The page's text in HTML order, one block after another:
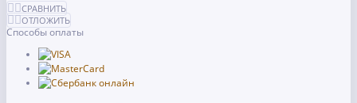
СРАВНИТЬ
ОТЛОЖИТЬ
Способы оплаты